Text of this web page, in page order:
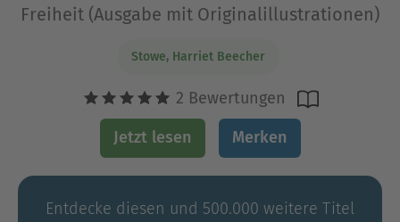
Freiheit (Ausgabe mit Originalillustrationen)
Stowe, Harriet Beecher
2 Bewertungen
Jetzt lesen Merken
Entdecke diesen und 500.000 weitere Titel